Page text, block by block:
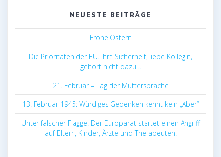
NEUESTE BEITRÄGE
Frohe Ostern
Die Prioritäten der EU. Ihre Sicherheit, liebe Kollegin,
gehört nicht dazu…
21. Februar – Tag der Muttersprache
13. Februar 1945: Würdiges Gedenken kennt kein „Aber“
Unter falscher Flagge: Der Europarat startet einen Angriff
auf Eltern, Kinder, Ärzte und Therapeuten.